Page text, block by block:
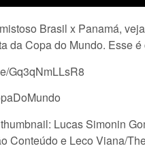
Brasil x Panamá,
da Copa do Mundo. Esse
Gq3qNmLLsR8
Lucas Simonin
Conteúdo e Leco Viana/